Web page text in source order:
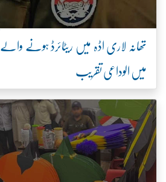
تھانہ لاری اڈہ میں ریٹائرڈ ہونے
میں الوداعی تقریب